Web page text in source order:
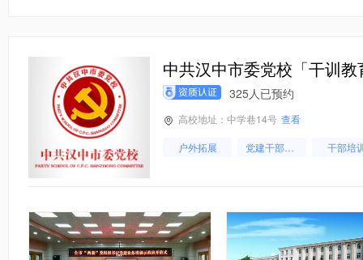
中共汉中市委党校「干训教
325人已预约
高校地址：中学巷14号 查看
户外拓展 党建干部培训 干部培